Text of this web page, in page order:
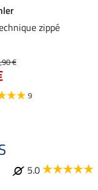
zippé
€
9
5.0